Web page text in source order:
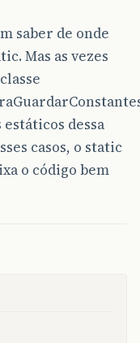
saber de onde
Mas as vezes
dessa
casos, o static
o código bem